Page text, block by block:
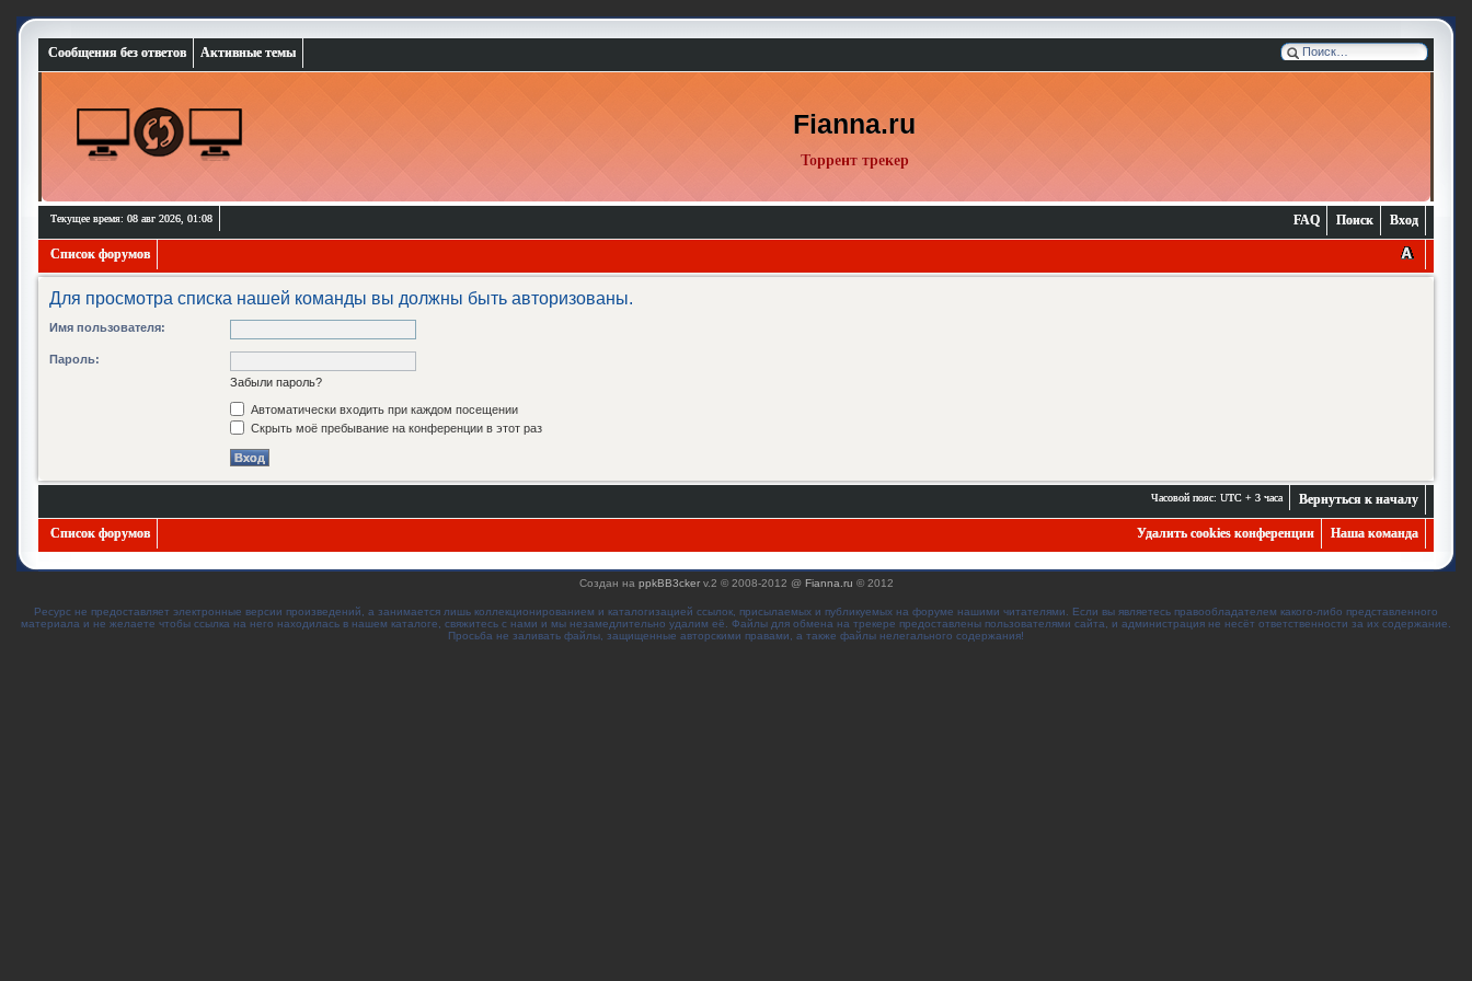
Сообщения без ответов Активные темы
Fianna.ru
Торрент трекер
Текущее время: 08 авг 2026, 01:08 Вход
Поиск
FAQ
Список форумов
Для просмотра списка нашей команды вы должны быть авторизованы.
Имя пользователя:
Пароль:
Забыли пароль?
Автоматически входить при каждом посещении
Скрыть моё пребывание на конференции в этот раз
Вернуться к началу
Часовой пояс: UTC + 3 часа
Список форумов Наша команда
Удалить cookies конференции
Создан на ppkBB3ckerv.2 © 2008-2012 @ Fianna.ru © 2012
Ресурс не предоставляет электронные версии произведений, а занимается лишь коллекционированием и каталогизацией ссылок, присылаемых и публикуемых на форуме нашими читателями. Если вы являетесь правообладателем какого-либо представленного
материала и не желаете чтобы ссылка на него находилась в нашем каталоге, свяжитесь с нами и мы незамедлительно удалим её. Файлы для обмена на трекере предоставлены пользователями сайта, и администрация не несёт ответственности за их содержание.
Просьба не заливать файлы, защищенные авторскими правами, а также файлы нелегального содержания!